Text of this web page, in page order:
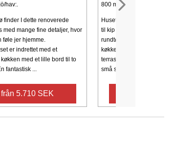
hav:.
finder I dette renoverede
med mange fine detaljer, hvor
føle jer hjemme.
er indrettet med et
med et lille bord til to
fantastisk ...
från 5.710 SEK
800 m till sjö/hav:.
Huset er bygget som et
til kip og store massive
rundtømmer. Huset har to
køkken/alrum ud til den
terrasse. Huset ligger i
små sommerhuse ...